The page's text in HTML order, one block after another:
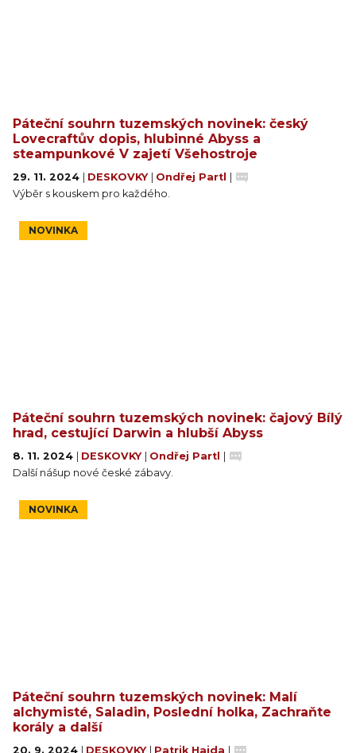
Páteční souhrn tuzemských novinek: český
Lovecraftův dopis, hlubinné Abyss a
steampunkové V zajetí Všehostroje
29. 11. 2024 DESKOVKY Ondřej Partl
Výběr s kouskem pro každého.
NOVINKA
Páteční souhrn tuzemských novinek: čajový Bílý
hrad, cestující Darwin a hlubší Abyss
8. 11. 2024 DESKOVKY Ondřej Partl
Další nášup nové české zábavy.
NOVINKA
Páteční souhrn tuzemských novinek: Malí
alchymisté, Saladin, Poslední holka, Zachraňte
korály a další
20. 9. 2024 DESKOVKY Patrik Hajda